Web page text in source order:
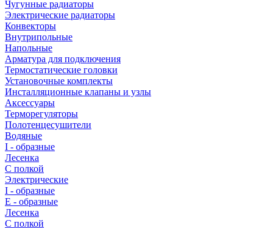
Чугунные радиаторы
Электрические радиаторы
Конвекторы
Внутрипольные
Напольные
Арматура для подключения
Термостатические головки
Установочные комплекты
Инсталляционные клапаны и узлы
Аксессуары
Терморегуляторы
Полотенцесушители
Водяные
I - образные
Лесенка
С полкой
Электрические
I - образные
E - образные
Лесенка
С полкой